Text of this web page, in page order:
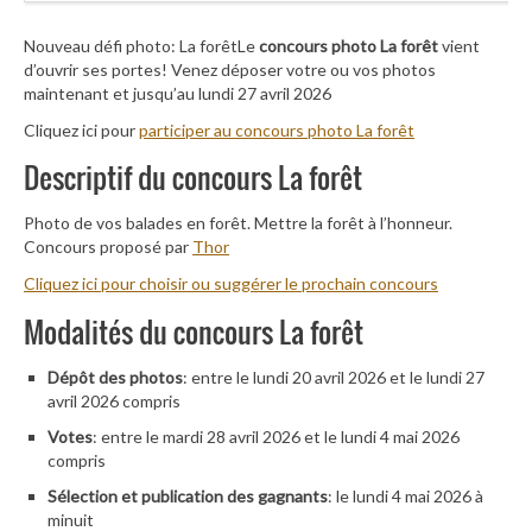
Nouveau défi photo: La forêtLeconcours photo La forêtvient
d’ouvrir ses portes! Venez déposer votre ou vos photos
maintenant et jusqu’au lundi 27 avril 2026
Cliquez ici pourparticiper au concours photo La forêt
Descriptif du concours La forêt
Photo de vos balades en forêt. Mettre la forêt à l’honneur.
Concours proposé par Thor
Cliquez ici pour choisir ou suggérer le prochain concours
Modalités du concours La forêt
Dépôt des photos: entre le lundi 20 avril 2026 et le lundi 27
avril 2026 compris
Votes: entre le mardi 28 avril 2026 et le lundi 4 mai 2026
compris
Sélection et publication des gagnants: le lundi 4 mai 2026 à
minuit